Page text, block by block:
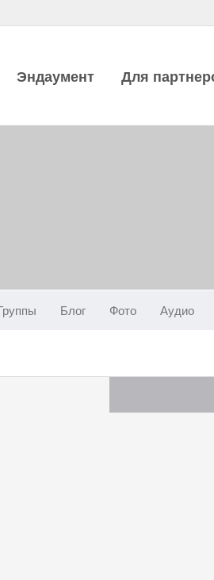
Эндаумент Для
Блог Фото Аудио